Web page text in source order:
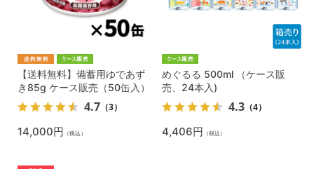
【送料無料】備蓄用ゆであず
き85g ケース販売（50缶入）
4.7 （3）
14,000円 （税込）
めぐるる 500ml （ケース販
売、24本入)
4.3 （4）
4,406円 （税込）